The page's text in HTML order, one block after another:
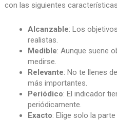
con las siguientes
Alcanzable: Los
realistas.
Medible: Aunque suene
medirse.
Relevante: No te llenes
más importantes.
Periódico: El indicador
periódicamente.
Exacto: Elige solo la